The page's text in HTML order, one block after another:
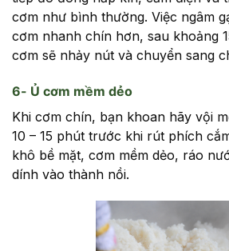
cơm như bình thường. Việc ngâm
cơm nhanh chín hơn, sau khoảng
cơm sẽ nhảy nút và chuyển sang
6- Ủ cơm mềm dẻo
Khi cơm chín, bạn khoan hãy vội
10 – 15 phút trước khi rút phích
khô bề mặt, cơm mềm dẻo, ráo
dính vào thành nồi.